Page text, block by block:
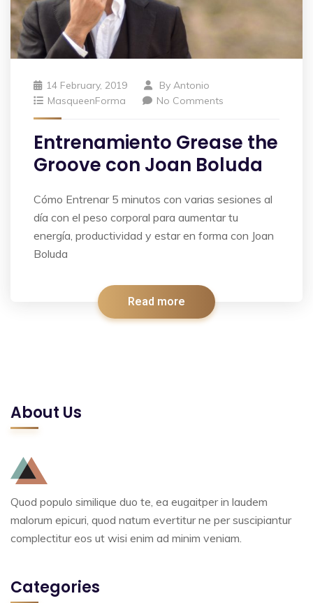
14 February, 2019 By Antonio
MasqueenForma
No Comments
Entrenamiento Grease the
Groove con Joan Boluda
Cómo Entrenar 5 minutos con varias sesiones al
día con el peso corporal para aumentar tu
energía, productividad y estar en forma con Joan
Boluda
Read more
About Us
Quod populo similique duo te, ea eugaitper in laudem
malorum epicuri, quod natum evertitur ne per suscipiantur
complectitur eos ut wisi enim ad minim veniam.
Categories